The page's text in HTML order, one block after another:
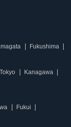
Fukushima
Tokyo
Kanagawa
Fukui